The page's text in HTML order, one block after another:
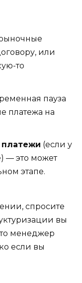
или
то
пауза
платежа на
(если у
— это может
этапе.
спросите
вы
менеджер
если вы